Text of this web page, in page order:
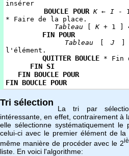
insérer
BOUCLE POUR K← I-
* Faire de la place.
Tableau
K+ 1 ]
FIN POUR
Tableau [J ]
l'élément.
QUITTER BOUCLE * Fin
FIN SI
FIN BOUCLE POUR
FIN BOUCLE POUR
Tri sélection
La tri par
intéressante, en effet, contrairement à
elle sélectionne systématiquement
celui-ci avec le premier élément de
même manière de procéder avec le 2
liste. En voici l'algorithme: